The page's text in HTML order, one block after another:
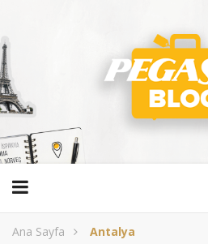
Ana Sayfa Antalya